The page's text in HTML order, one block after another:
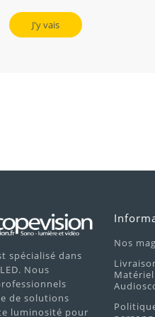
J'y vais
spécialisé dans
Nous
de solutions
luminosité pour
Nos